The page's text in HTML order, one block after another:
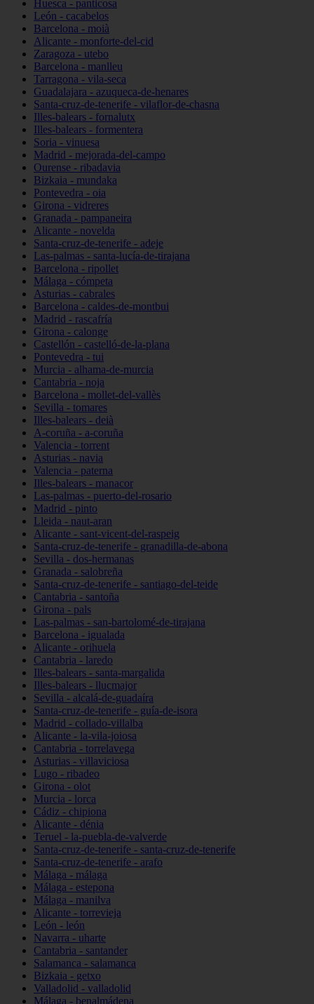
Huesca - panticosa
León - cacabelos
Barcelona - moià
Alicante - monforte-del-cid
Zaragoza - utebo
Barcelona - manlleu
Tarragona - vila-seca
Guadalajara - azuqueca-de-henares
Santa-cruz-de-tenerife - vilaflor-de-chasna
Illes-balears - fornalutx
Illes-balears - formentera
Soria - vinuesa
Madrid - mejorada-del-campo
Ourense - ribadavia
Bizkaia - mundaka
Pontevedra - oia
Girona - vidreres
Granada - pampaneira
Alicante - novelda
Santa-cruz-de-tenerife - adeje
Las-palmas - santa-lucía-de-tirajana
Barcelona - ripollet
Málaga - cómpeta
Asturias - cabrales
Barcelona - caldes-de-montbui
Madrid - rascafría
Girona - calonge
Castellón - castelló-de-la-plana
Pontevedra - tui
Murcia - alhama-de-murcia
Cantabria - noja
Barcelona - mollet-del-vallès
Sevilla - tomares
Illes-balears - deià
A-coruña - a-coruña
Valencia - torrent
Asturias - navia
Valencia - paterna
Illes-balears - manacor
Las-palmas - puerto-del-rosario
Madrid - pinto
Lleida - naut-aran
Alicante - sant-vicent-del-raspeig
Santa-cruz-de-tenerife - granadilla-de-abona
Sevilla - dos-hermanas
Granada - salobreña
Santa-cruz-de-tenerife - santiago-del-teide
Cantabria - santoña
Girona - pals
Las-palmas - san-bartolomé-de-tirajana
Barcelona - igualada
Alicante - orihuela
Cantabria - laredo
Illes-balears - santa-margalida
Illes-balears - llucmajor
Sevilla - alcalá-de-guadaíra
Santa-cruz-de-tenerife - guía-de-isora
Madrid - collado-villalba
Alicante - la-vila-joiosa
Cantabria - torrelavega
Asturias - villaviciosa
Lugo - ribadeo
Girona - olot
Murcia - lorca
Cádiz - chipiona
Alicante - dénia
Teruel - la-puebla-de-valverde
Santa-cruz-de-tenerife - santa-cruz-de-tenerife
Santa-cruz-de-tenerife - arafo
Málaga - málaga
Málaga - estepona
Málaga - manilva
Alicante - torrevieja
León - león
Navarra - uharte
Cantabria - santander
Salamanca - salamanca
Bizkaia - getxo
Valladolid - valladolid
Málaga - benalmádena